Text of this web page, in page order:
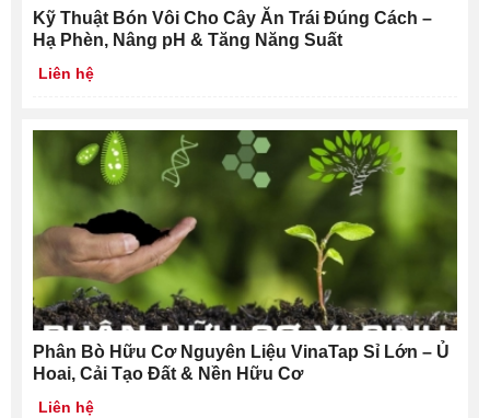
Kỹ Thuật Bón Vôi Cho Cây Ăn Trái Đúng Cách –
Hạ Phèn, Nâng pH & Tăng Năng Suất
Liên hệ
Phân Bò Hữu Cơ Nguyên Liệu VinaTap Sỉ Lớn – Ủ
Hoai, Cải Tạo Đất & Nền Hữu Cơ
Liên hệ